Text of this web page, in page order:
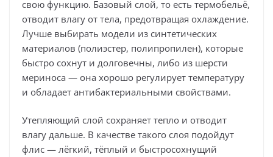
свою функцию. Базовый слой, то есть термобельё,
отводит влагу от тела, предотвращая охлаждение.
Лучше выбирать модели из синтетических
материалов (полиэстер, полипропилен), которые
быстро сохнут и долговечны, либо из шерсти
мериноса — она хорошо регулирует температуру
и обладает антибактериальными свойствами.
Утепляющий слой сохраняет тепло и отводит
влагу дальше. В качестве такого слоя подойдут
флис — лёгкий, тёплый и быстросохнущий